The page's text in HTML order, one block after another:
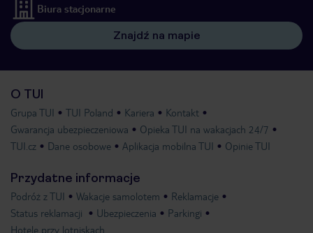
Biura stacjonarne
Znajdź na mapie
O TUI
Grupa TUI TUI Poland Kariera
Kontakt
Gwarancja ubezpieczeniowa
Opieka TUI na wakacjach 24/7
TUI.cz
Dane osobowe Aplikacja mobilna TUI Opinie TUI
Przydatne informacje
Podróż z TUI Wakacje samolotem
Reklamacje
Status reklamacji
Ubezpieczenia
Parkingi
Hotele przy lotniskach